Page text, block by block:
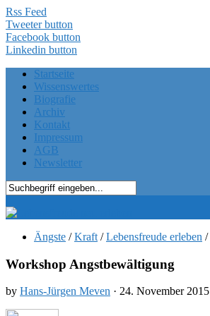
Rss Feed
Tweeter button
Facebook button
Linkedin button
Startseite
Wissenswertes
Biografie
Archiv
Kontakt
Impressum
AGB
Newsletter
Ängste / Kraft / Lebensfreude erleben /
Workshop Angstbewältigung
by Hans-Jürgen Meven · 24. November 2015